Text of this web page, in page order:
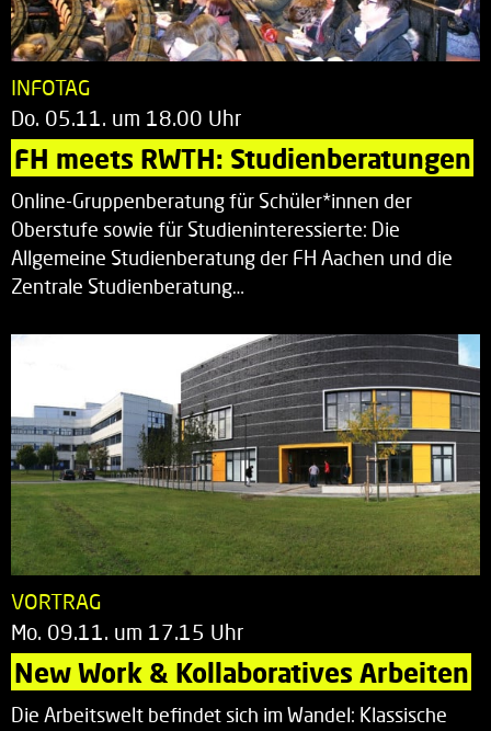
INFOTAG
Do. 05.11. um 18.00 Uhr
FH meets RWTH: Studienberatungen
Online-Gruppenberatung für Schüler*innen der
Oberstufe sowie für Studieninteressierte: Die
Allgemeine Studienberatung der FH Aachen und die
Zentrale Studienberatung…
VORTRAG
Mo. 09.11. um 17.15 Uhr
New Work & Kollaboratives Arbeiten
Die Arbeitswelt befindet sich im Wandel: Klassische